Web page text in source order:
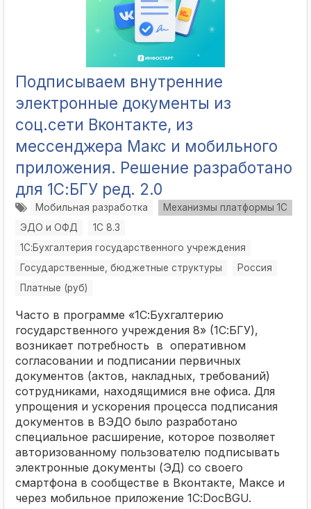
Подписываем внутренние
электронные документы из
соц.сети Вконтакте, из
мессенджера Макс и мобильного
приложения. Решение разработано
для 1С:БГУ ред. 2.0
Мобильная разработка
Механизмы платформы 1С
ЭДО и ОФД
1С 8.3
1С:Бухгалтерия государственного учреждения
Государственные, бюджетные структуры
Россия
Платные (руб)
Часто в программе «1С:Бухгалтерию
государственного учреждения 8» (1С:БГУ),
возникает потребность в оперативном
согласовании и подписании первичных
документов (актов, накладных, требований)
сотрудниками, находящимися вне офиса. Для
упрощения и ускорения процесса подписания
документов в ВЭДО было разработано
специальное расширение, которое позволяет
авторизованному пользователю подписывать
электронные документы (ЭД) со своего
смартфона в сообществе в Вконтакте, Максе и
через мобильное приложение 1С:DocBGU.